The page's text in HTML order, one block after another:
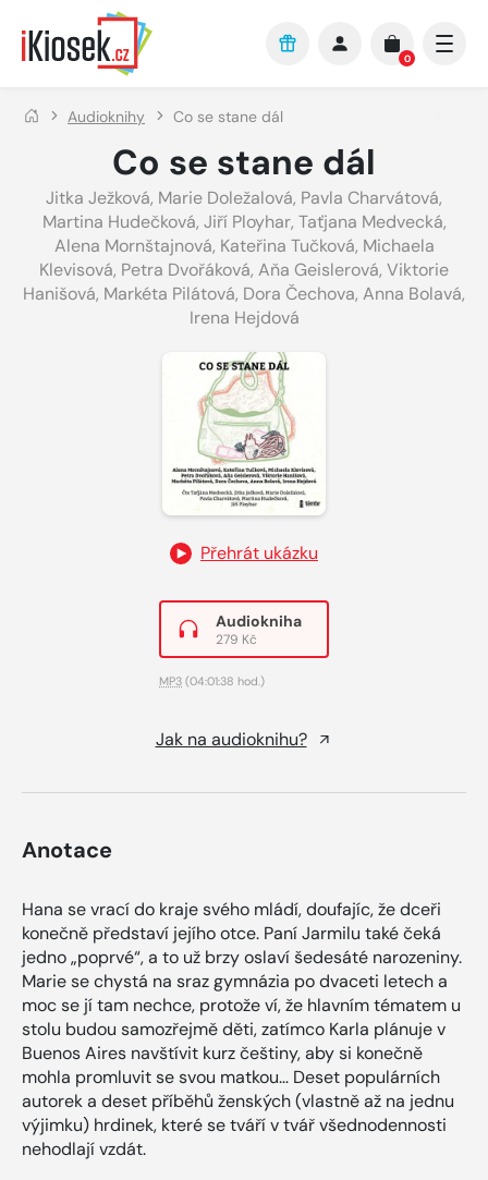
Přejít na hlavní obsah
0
Audioknihy Co se stane dál
Co se stane dál
Jitka Ježková, Marie Doležalová, Pavla Charvátová,
Martina Hudečková, Jiří Ployhar, Taťjana Medvecká,
Alena Mornštajnová, Kateřina Tučková, Michaela
Klevisová, Petra Dvořáková, Aňa Geislerová, Viktorie
Hanišová, Markéta Pilátová, Dora Čechova, Anna Bolavá,
Irena Hejdová
Přehrát ukázku
Audiokniha
279 Kč
MP3 (04:01:38 hod.)
Jak na audioknihu?
Anotace
Hana se vrací do kraje svého mládí, doufajíc, že dceři
konečně představí jejího otce. Paní Jarmilu také čeká
jedno „poprvé“, a to už brzy oslaví šedesáté narozeniny.
Marie se chystá na sraz gymnázia po dvaceti letech a
moc se jí tam nechce, protože ví, že hlavním tématem u
stolu budou samozřejmě děti, zatímco Karla plánuje v
Buenos Aires navštívit kurz češtiny, aby si konečně
mohla promluvit se svou matkou… Deset populárních
autorek a deset příběhů ženských (vlastně až na jednu
výjimku) hrdinek, které se tváří v tvář všednodennosti
nehodlají vzdát.